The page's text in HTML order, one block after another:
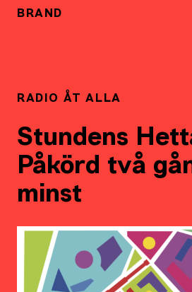
BRAND
RADIO ÅT ALLA
Stundens
Påkörd två
minst